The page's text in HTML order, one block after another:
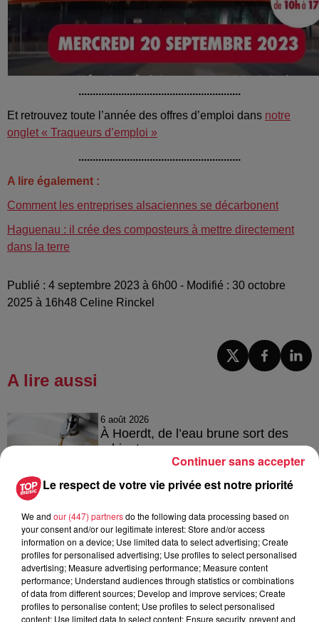
.........................................................
Et retrouvez toute l’année des offres d’emploi dans notre
onglet « Traqueurs d’emploi »
.........................................................
A lire également :
Comment les entreprises alsaciennes se décarbonent
Haguenau : il crée des composteurs à mettre directement
dans la terre
Publié : 4 septembre 2023 à 6h00 - Modifié : 30 octobre
2025 à 16h48 Celine Rinckel
A lire aussi
6 août 2026
À Hoerdt, de l’eau brune sort des
robinets
6 août 2026
Tags antisémites à Strasbourg :
Catherine Trautmann réagit
6 août 2026
Le respect de votre vie privée est notre priorité
We and our (447) partnersdo the following data processing based on
your consent and/or our legitimate interest: Store and/or access
information on a device; Use limited data to select advertising; Create
profiles for personalised advertising; Use profiles to select personalised
advertising; Measure advertising performance; Measure content
performance; Understand audiences through statistics or combinations
of data from different sources; Develop and improve services; Create
profiles to personalise content; Use profiles to select personalised
content; Use limited data to select content; Ensure security, prevent and
Continuer sans accepter